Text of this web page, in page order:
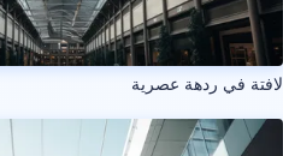
لافتة في ردهة عصرية